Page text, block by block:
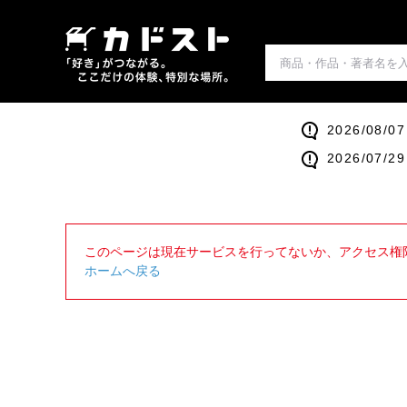
2026/08/07
2026/07/29
このページは現在サービスを行ってないか、アクセス
ホームへ戻る